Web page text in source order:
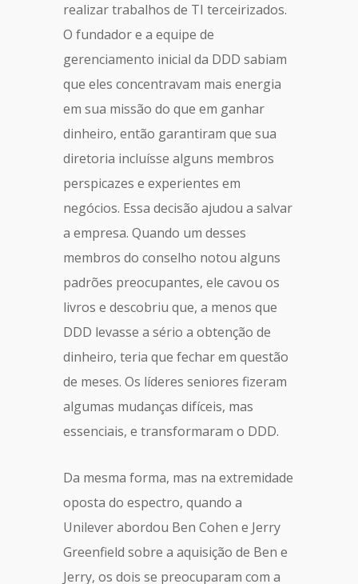
realizar trabalhos de TI terceirizados.
O fundador e a equipe de
gerenciamento inicial da DDD sabiam
que eles concentravam mais energia
em sua missão do que em ganhar
dinheiro, então garantiram que sua
diretoria incluísse alguns membros
perspicazes e experientes em
negócios. Essa decisão ajudou a salvar
a empresa. Quando um desses
membros do conselho notou alguns
padrões preocupantes, ele cavou os
livros e descobriu que, a menos que
DDD levasse a sério a obtenção de
dinheiro, teria que fechar em questão
de meses. Os líderes seniores fizeram
algumas mudanças difíceis, mas
essenciais, e transformaram o DDD.
Da mesma forma, mas na extremidade
oposta do espectro, quando a
Unilever abordou Ben Cohen e Jerry
Greenfield sobre a aquisição de Ben e
Jerry, os dois se preocuparam com a